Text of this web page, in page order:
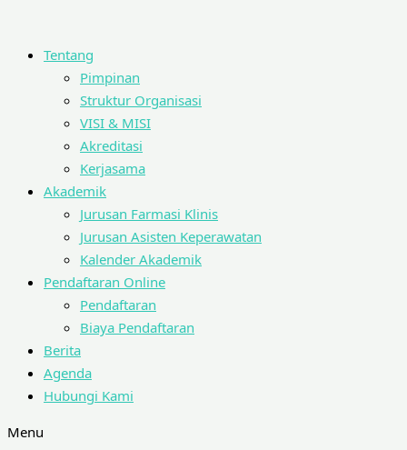
Tentang
Pimpinan
Struktur Organisasi
VISI & MISI
Akreditasi
Kerjasama
Akademik
Jurusan Farmasi Klinis
Jurusan Asisten Keperawatan
Kalender Akademik
Pendaftaran Online
Pendaftaran
Biaya Pendaftaran
Berita
Agenda
Hubungi Kami
Menu